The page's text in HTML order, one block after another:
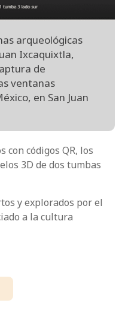
arqueológicas
Ixcaquixtla,
de
ventanas
en San Juan
con códigos QR, los
3D de dos tumbas
y explorados por el
a la cultura